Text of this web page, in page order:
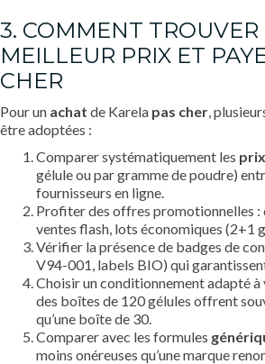
3. COMMENT TROUVER
MEILLEUR PRIX ET
CHER
Pour un achat de Karela pas cher,
être adoptées :
Comparer systématiquement les prix
gélule ou par gramme de poudre)
fournisseurs en ligne.
Profiter des offres promotionnelles :
ventes flash, lots économiques (2+1
Vérifier la présence de badges de
V94-001, labels BIO) qui
Choisir un conditionnement adapté à
des boîtes de 120 gélules offrent
qu’une boîte de 30.
Comparer avec les formules
moins onéreuses qu’une marque